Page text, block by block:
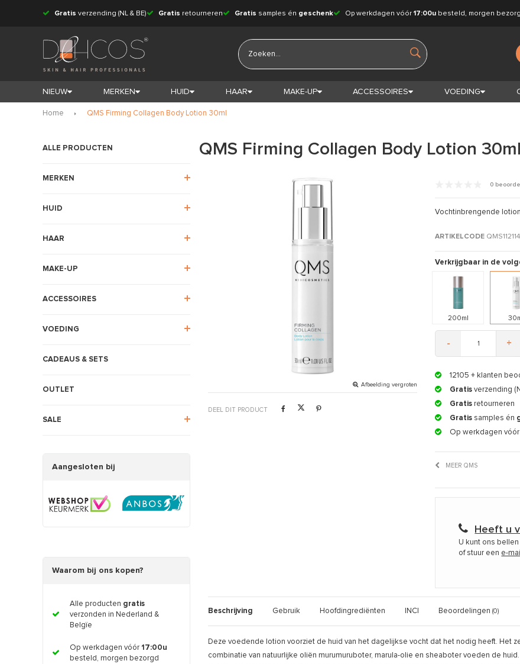
Gratis verzending (NL & BE) Gratis retourneren Gratis samples én geschenk Op werkdagen vóór 17:00u besteld, morgen
NIEUW MERKEN HUID HAAR MAKE-UP ACCESSOIRES VOEDING
Home QMS Firming Collagen Body Lotion 30ml
ALLE PRODUCTEN
MERKEN
HUID
HAAR
MAKE-UP
ACCESSOIRES
VOEDING
CADEAUS & SETS
OUTLET
SALE
Aangesloten bij
Waarom bij ons kopen?
Alle producten gratis
verzonden in Nederland &
Belgïe
Op werkdagen vóór 17:00u
besteld, morgen bezorgd
QMS Firming Collagen Body Lotion 30ml
Afbeelding vergroten
DEEL DIT PRODUCT
0
Vochtinbrengende
ARTIKELCODE
Verkrijgbaar in de
200ml
- +
12105 + klanten
Gratis verzending
Gratis retourneren
Gratis samples én
Op werkdagen
MEER QMS
Heeft u
U kunt ons bellen
of stuur een e-mail
Beschrijving Gebruik Hoofdingrediënten INCI Beoordelingen (0)
Deze voedende lotion voorziet de huid van het dagelijkse vocht dat het nodig heeft. Het
combinatie van natuurlijke oliën murumuruboter, marula-olie en sheaboter voeden de